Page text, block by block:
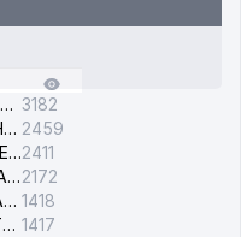
ЯШНАБАДСКАЯ АВАРИЙНАЯ СЛУЖБА ЭЛЕКТРОСЕТИ 3182
ЧИЛАНЗАРСКАЯ АВАРИЙНАЯ СЛУЖБА ЭЛЕКТРОСЕТИ 2459
ТЕЛЕФОНЫ ДОВЕРИЯ ГЕНЕРАЛЬНОЙ ПРОКУРАТУРЫ РЕСПУБЛИКИ УЗБЕКИСТАН2411
АЛМАЗАРСКАЯ АВАРИЙНАЯ СЛУЖБА ЭЛЕКТРОСЕТИ2172
УЧТЕПИНСКАЯ АВАРИЙНАЯ СЛУЖБА ЭЛЕКТРОСЕТИ 1418
TOSHKENT SHAHAR ELEKTR TARMOQLARI KORXONASI АО 1417